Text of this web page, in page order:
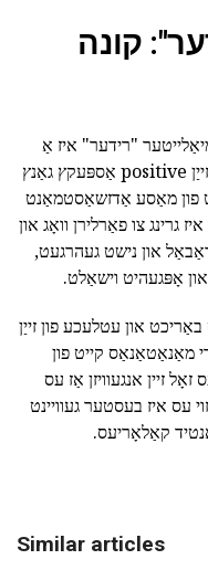
קונה
"רידער" איז אַ
שיין באַקוועם און זייער עפעקטיוו. צווישן זייַן positive אַספּעקץ גאַנץ
פון מאַסע אַדזשאַסטמאַנט
גרינג צו פאַרלירן וואָג און
און נישט געהרגעט,
אָפּגעהיט וישאַלט.
און עטלעכע פון זייַן
מאַנאַטאַנאַס קייט פון
זיין אנגעוויזן אַז עס
עס איז בעסטער געוויינט
קאַלאָריעס.
Similar articles